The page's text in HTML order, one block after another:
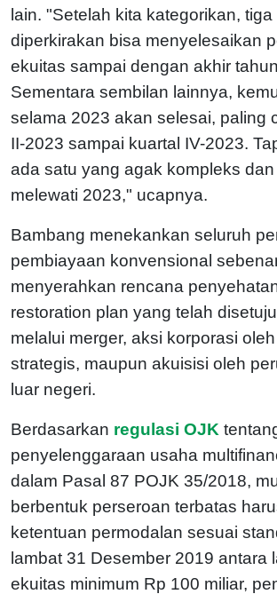
lain. "Setelah kita kategorikan,
diperkirakan bisa menyelesaikan
ekuitas sampai dengan akhir
Sementara sembilan lainnya,
selama 2023 akan selesai, paling
II-2023 sampai kuartal IV-2023.
ada satu yang agak kompleks
melewati 2023," ucapnya.
Bambang menekankan seluruh
pembiayaan konvensional
menyerahkan rencana
restoration plan yang telah
melalui merger, aksi korporasi
strategis, maupun akuisisi oleh
luar negeri.
Berdasarkan regulasi OJK
penyelenggaraan usaha
dalam Pasal 87 POJK 35/2018,
berbentuk perseroan terbatas
ketentuan permodalan sesuai
lambat 31 Desember 2019 antara
ekuitas minimum Rp 100 miliar,